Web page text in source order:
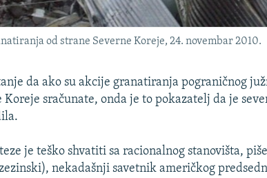
od strane Severne Koreje, 24. novembar 2010.
da ako su akcije granatiranja pograničnog
Koreje sračunate, onda je to pokazatelj da je
je teško shvatiti sa racionalnog stanovišta,
nekadašnji savetnik američkog